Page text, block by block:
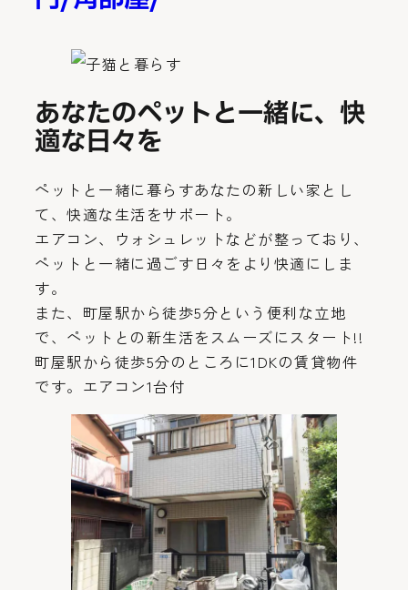
あなたのペットと一緒に、快
適な日々を
ペットと一緒に暮らすあなたの新しい家とし
て、快適な生活をサポート。
エアコン、ウォシュレットなどが整っており、
ペットと一緒に過ごす日々をより快適にしま
す。
また、町屋駅から徒歩5分という便利な立地
で、ペットとの新生活をスムーズにスタート!!
町屋駅から徒歩5分のところに1DKの賃貸物件
です。エアコン1台付